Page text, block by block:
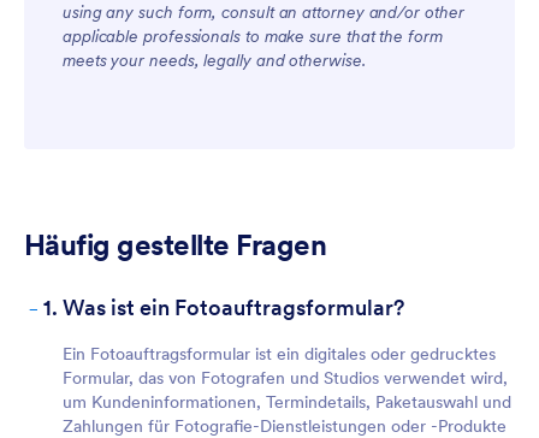
using any such form, consult an attorney and/or other
applicable professionals to make sure that the form
meets your needs, legally and otherwise.
Häufig gestellte Fragen
- 1. Was ist ein Fotoauftragsformular?
Ein Fotoauftragsformular ist ein digitales oder gedrucktes
Formular, das von Fotografen und Studios verwendet wird,
um Kundeninformationen, Termindetails, Paketauswahl und
Zahlungen für Fotografie-Dienstleistungen oder -Produkte